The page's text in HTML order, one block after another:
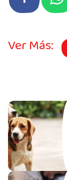
Ver Más: